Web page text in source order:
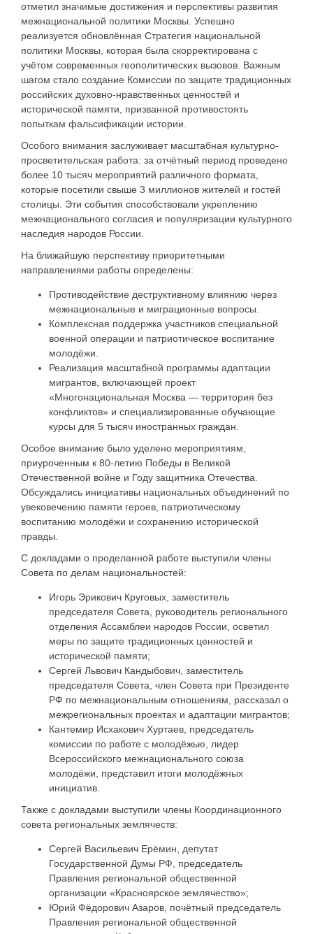
отметил значимые достижения и перспективы развития
межнациональной политики Москвы. Успешно
реализуется обновлённая Стратегия национальной
политики Москвы, которая была скорректирована с
учётом современных геополитических вызовов. Важным
шагом стало создание Комиссии по защите традиционных
российских духовно-нравственных ценностей и
исторической памяти, призванной противостоять
попыткам фальсификации истории.
Особого внимания заслуживает масштабная культурно-
просветительская работа: за отчётный период проведено
более 10 тысяч мероприятий различного формата,
которые посетили свыше 3 миллионов жителей и гостей
столицы. Эти события способствовали укреплению
межнационального согласия и популяризации культурного
наследия народов России.
На ближайшую перспективу приоритетными
направлениями работы определены:
Противодействие деструктивному влиянию через
межнациональные и миграционные вопросы.
Комплексная поддержка участников специальной
военной операции и патриотическое воспитание
молодёжи.
Реализация масштабной программы адаптации
мигрантов, включающей проект
«Многонациональная Москва — территория без
конфликтов» и специализированные обучающие
курсы для 5 тысяч иностранных граждан.
Особое внимание было уделено мероприятиям,
приуроченным к 80-летию Победы в Великой
Отечественной войне и Году защитника Отечества.
Обсуждались инициативы национальных объединений по
увековечению памяти героев, патриотическому
воспитанию молодёжи и сохранению исторической
правды.
С докладами о проделанной работе выступили члены
Совета по делам национальностей:
Игорь Эрикович Круговых, заместитель
председателя Совета, руководитель регионального
отделения Ассамблеи народов России, осветил
меры по защите традиционных ценностей и
исторической памяти;
Сергей Львович Кандыбович, заместитель
председателя Совета, член Совета при Президенте
РФ по межнациональным отношениям, рассказал о
межрегиональных проектах и адаптации мигрантов;
Кантемир Исхакович Хуртаев, председатель
комиссии по работе с молодёжью, лидер
Всероссийского межнационального союза
молодёжи, представил итоги молодёжных
инициатив.
Также с докладами выступили члены Координационного
совета региональных землячеств:
Сергей Васильевич Ерёмин, депутат
Государственной Думы РФ, председатель
Правления региональной общественной
организации «Красноярское землячество»;
Юрий Фёдорович Азаров, почётный председатель
Правления региональной общественной